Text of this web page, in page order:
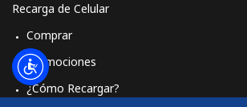
Recarga de Celular
Comprar
Promociones
¿Cómo Recargar?